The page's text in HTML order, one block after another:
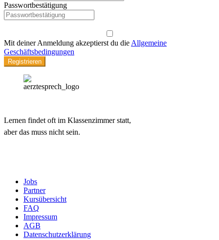
Passwortbestätigung
Mit deiner Anmeldung akzeptierst du die Allgemeine
Geschäftsbedingungen
Registrieren
Lernen findet oft im Klassenzimmer statt,
aber das muss nicht sein.
Jobs
Partner
Kursübersicht
FAQ
Impressum
AGB
Datenschutzerklärung